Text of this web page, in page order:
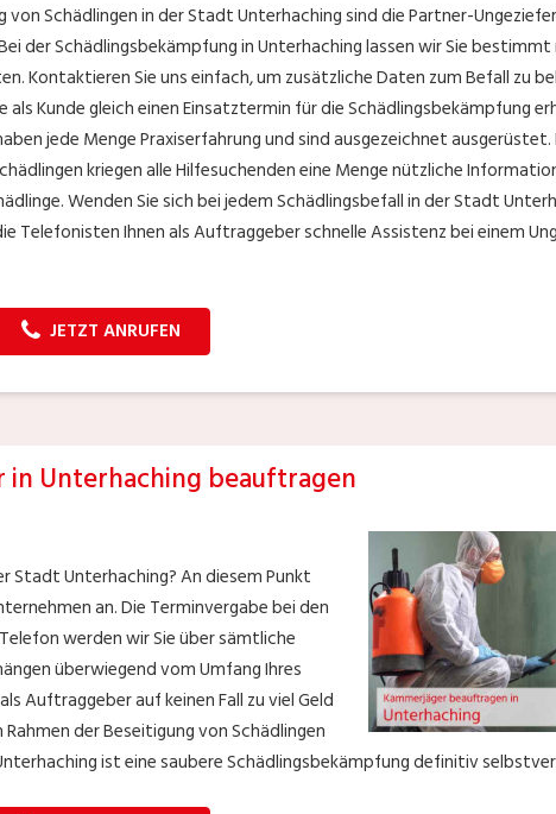
von Schädlingen in der Stadt Unterhaching sind die Partner-
der Schädlingsbekämpfung in Unterhaching lassen wir Sie
Kontaktieren Sie uns einfach, um zusätzliche Daten zum Befall zu
als Kunde gleich einen Einsatztermin für die Schädlingsbekämpfung
jede Menge Praxiserfahrung und sind ausgezeichnet ausgerüstet.
kriegen alle Hilfesuchenden eine Menge nützliche
Wenden Sie sich bei jedem Schädlingsbefall in der Stadt
Telefonisten Ihnen als Auftraggeber schnelle Assistenz bei einem
JETZT ANRUFEN
in Unterhaching beauftragen
Stadt Unterhaching? An diesem Punkt
an. Die Terminvergabe bei den
werden wir Sie über sämtliche
überwiegend vom Umfang Ihres
Auftraggeber auf keinen Fall zu viel Geld
der Beseitigung von Schädlingen
ist eine saubere Schädlingsbekämpfung definitiv